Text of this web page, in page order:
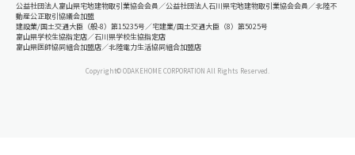
公益社団法人富山県宅地建物取引業協会会員／公益社団法人石川県宅地建物取引業協会会員／北陸不
動産公正取引協議会加盟
建設業/国土交通大臣（般-8）第15235号／宅建業/国土交通大臣（8）第5025号
富山県学校生協指定店／石川県学校生協指定店
富山県医師協同組合加盟店／北陸電力生活協同組合加盟店
Copyright© ODAKEHOME CORPORATION All Rights Reserved.